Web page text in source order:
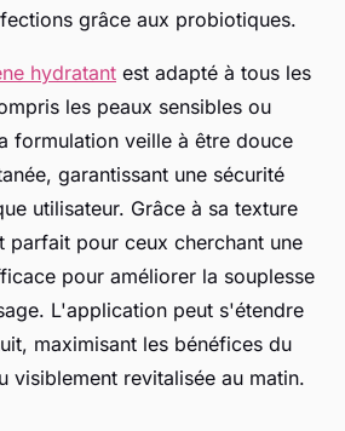
grâce aux probiotiques.
hydratant est adapté à tous les
les peaux sensibles ou
formulation veille à être douce
garantissant une sécurité
utilisateur. Grâce à sa texture
parfait pour ceux cherchant une
pour améliorer la souplesse
L'application peut s'étendre
maximisant les bénéfices du
visiblement revitalisée au matin.